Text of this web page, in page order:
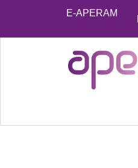
E-APERAM